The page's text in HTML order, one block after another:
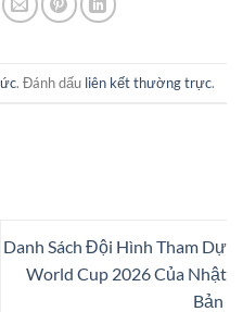
. Đánh dấu liên kết thường trực.
Danh Sách Đội Hình Tham Dự
World Cup 2026 Của Nhật
Bản